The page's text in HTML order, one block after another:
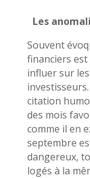
Les
Souvent
financiers est
influer sur
citation
des mois
comme il en
septembre
dangereux,
logés à la